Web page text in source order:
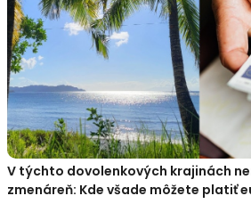
V týchto dovolenkových krajinách
zmenáreň: Kde všade môžete platiť